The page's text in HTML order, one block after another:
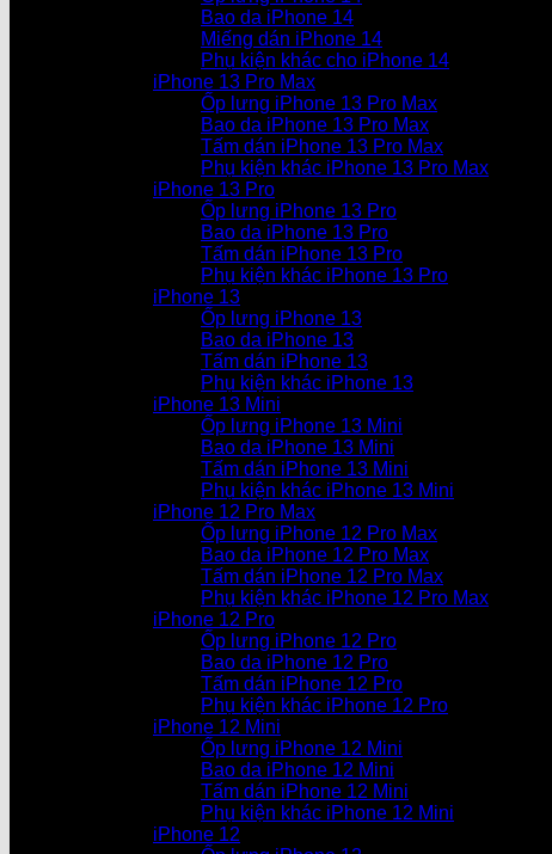
Bao da iPhone 14
Miếng dán iPhone 14
Phụ kiện khác cho iPhone 14
iPhone 13 Pro Max
Ốp lưng iPhone 13 Pro Max
Bao da iPhone 13 Pro Max
Tấm dán iPhone 13 Pro Max
Phụ kiện khác iPhone 13 Pro Max
iPhone 13 Pro
Ốp lưng iPhone 13 Pro
Bao da iPhone 13 Pro
Tấm dán iPhone 13 Pro
Phụ kiện khác iPhone 13 Pro
iPhone 13
Ốp lưng iPhone 13
Bao da iPhone 13
Tấm dán iPhone 13
Phụ kiện khác iPhone 13
iPhone 13 Mini
Ốp lưng iPhone 13 Mini
Bao da iPhone 13 Mini
Tấm dán iPhone 13 Mini
Phụ kiện khác iPhone 13 Mini
iPhone 12 Pro Max
Ốp lưng iPhone 12 Pro Max
Bao da iPhone 12 Pro Max
Tấm dán iPhone 12 Pro Max
Phụ kiện khác iPhone 12 Pro Max
iPhone 12 Pro
Ốp lưng iPhone 12 Pro
Bao da iPhone 12 Pro
Tấm dán iPhone 12 Pro
Phụ kiện khác iPhone 12 Pro
iPhone 12 Mini
Ốp lưng iPhone 12 Mini
Bao da iPhone 12 Mini
Tấm dán iPhone 12 Mini
Phụ kiện khác iPhone 12 Mini
iPhone 12